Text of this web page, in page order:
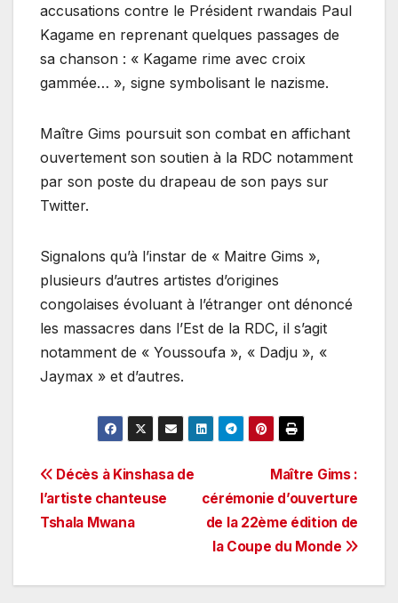
accusations contre le Président rwandais Paul
Kagame en reprenant quelques passages de
sa chanson : « Kagame rime avec croix
gammée… », signe symbolisant le nazisme.
Maître Gims poursuit son combat en affichant
ouvertement son soutien à la RDC notamment
par son poste du drapeau de son pays sur
Twitter.
Signalons qu’à l’instar de « Maitre Gims »,
plusieurs d’autres artistes d’origines
congolaises évoluant à l’étranger ont dénoncé
les massacres dans l’Est de la RDC, il s’agit
notamment de « Youssoufa », « Dadju », «
Jaymax » et d’autres.
Navigation
de
Maître Gims :
cérémonie d’ouverture
de la 22ème édition de
la Coupe du Monde
Décès à Kinshasa de
l’artiste chanteuse
Tshala Mwana